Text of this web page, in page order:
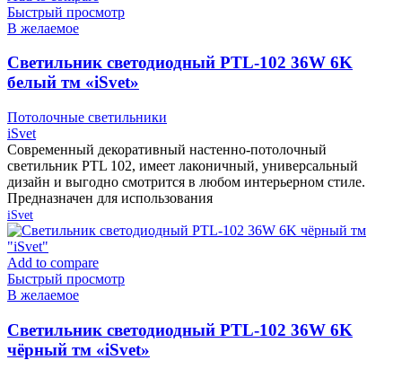
Быстрый просмотр
В желаемое
Cветильник светодиодный PTL-102 36W 6K
белый тм «iSvet»
Потолочные светильники
iSvet
Современный декоративный настенно-потолочный
светильник PTL 102, имеет лаконичный, универсальный
дизайн и выгодно смотрится в любом интерьерном стиле.
Предназначен для использования
iSvet
Add to compare
Быстрый просмотр
В желаемое
Cветильник светодиодный PTL-102 36W 6K
чёрный тм «iSvet»